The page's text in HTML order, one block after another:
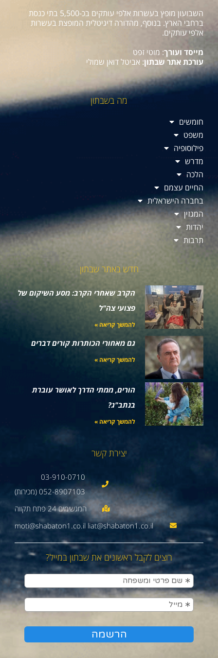
השבועון מופץ בעשרות אלפי עותקים בכ-5,500 בתי כנסת
ברחבי הארץ. בנוסף, מהדורה דיגיטלית המופצת בעשרות
אלפי עותקים.
מייסד ועורך: מוטי זפט
עורכת אתר שבתון: אביטל דואן שמולי
מה בשבתון
חומשים
משפט
פילוסופיה
מדרש
הלכה
החיים עצמם
בחברה הישראלית
המגזין
יהדות
תרבות
חדש באתר שבתון
הקרב שאחרי הקרב: מסע השיקום של
פצועי צה"ל
להמשך קריאה »
גם מאחורי הכותרות קורים דברים
להמשך קריאה »
הורים, ממתי הדרך לאושר עוברת
בנתב"ג?
להמשך קריאה »
יצירת קשר
03-910-0710
052-8907103 (מכירות)
moti@shabaton1.co.il liat@shabaton1.co.il
רוצים לקבל ראשונים את שבתון במייל?